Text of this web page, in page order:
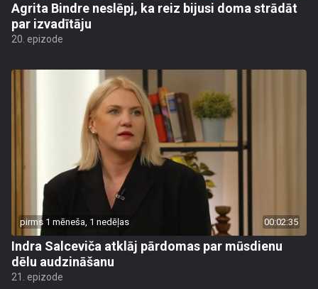
Agrita Bindre neslēpj, ka reiz bijusi doma strādāt
par izvadītāju
20. epizode
pirms 1 mēneša, 1 nedēļas 00:02:35
Indra Salceviča atklāj pārdomas par mūsdienu
dēlu audzināšanu
21. epizode